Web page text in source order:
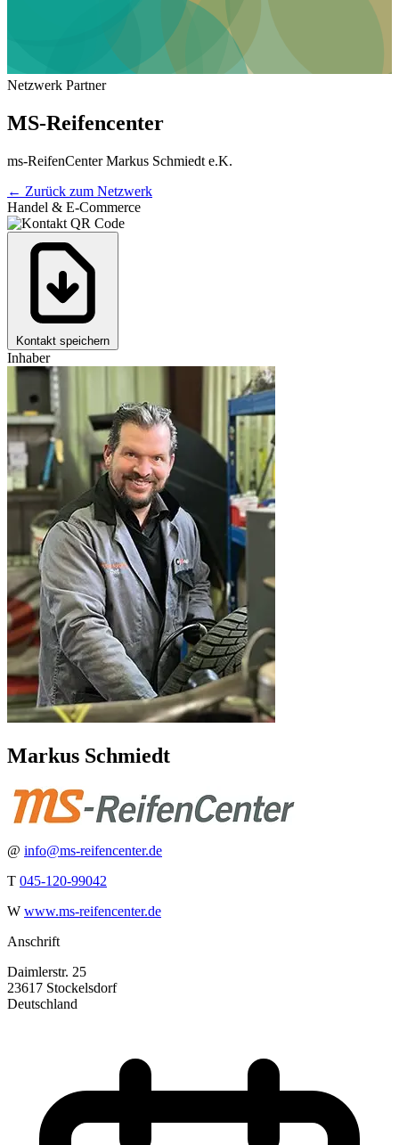
Netzwerk Partner
MS-Reifencenter
ms-ReifenCenter Markus Schmiedt e.K.
← Zurück zum Netzwerk
Handel & E-Commerce
Kontakt speichern
Inhaber
Markus Schmiedt
@ info@ms-reifencenter.de
T 045-120-99042
W www.ms-reifencenter.de
Anschrift
Daimlerstr. 25
23617 Stockelsdorf
Deutschland